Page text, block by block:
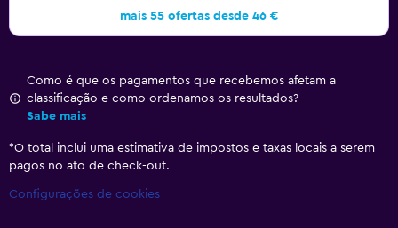
mais 55 ofertas desde 46 €
Como é que os pagamentos que recebemos afetam a
classificação e como ordenamos os resultados?
Sabe mais
*O total inclui uma estimativa de impostos e taxas locais a serem
pagos no ato de check-out.
Configurações de cookies